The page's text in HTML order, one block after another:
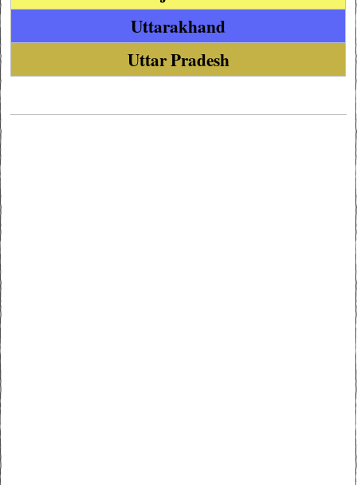
Uttarakhand
Uttar Pradesh